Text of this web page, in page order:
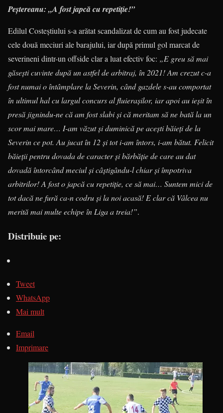
Peștereanu: „A fost japcă cu repetiție!”
Edilul Costeștiului s-a arătat scandalizat de cum au fost judecate
cele două meciuri ale barajului, iar după primul gol marcat de
severineni dintr-un offside clar a luat efectiv foc: „E greu să mai
găsești cuvinte după un astfel de arbitraj, în 2021! Am crezut c-a
fost numai o întâmplare la Severin, când gazdele s-au comportat
în ultimul hal cu largul concurs al fluierașilor, iar apoi au ieșit în
presă jignindu-ne că am fost slabi și că meritam să ne bată la un
scor mai mare… I-am văzut și duminică pe acești băieți de la
Severin ce pot. Au jucat în 12 și tot i-am întors, i-am bătut. Felicit
băieții pentru dovada de caracter și bărbăție de care au dat
dovadă întorcând meciul și câștigându-l chiar și împotriva
arbitrilor! A fost o japcă cu repetiție, ce să mai… Suntem mici de
tot dacă ne fură ca-n codru și la noi acasă! E clar că Vâlcea nu
merită mai multe echipe în Liga a treia!”.
Distribuie pe:
Tweet
WhatsApp
Mai mult
Email
Imprimare